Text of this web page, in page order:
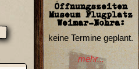
Öffnungszeiten
Museum Flugplatz
Weimar-Nohra:
keine Termine geplant.
mehr...